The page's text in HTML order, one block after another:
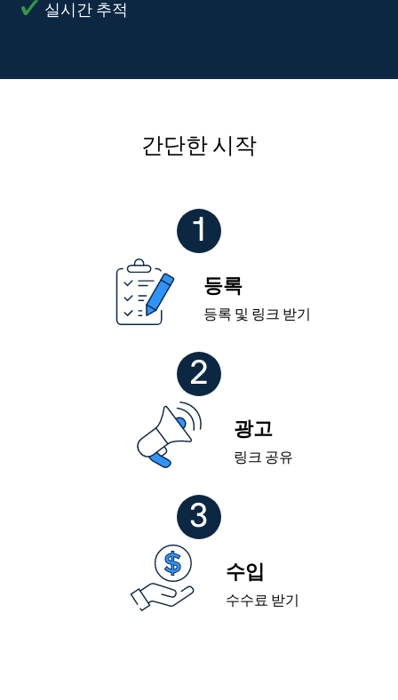
실시간 추적
간단한 시작
1
등록
등록 및 링크 받기
2
광고
링크 공유
3
수입
수수료 받기